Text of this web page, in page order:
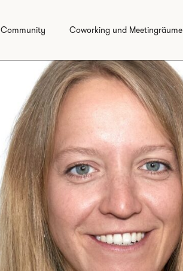
Community Coworking und Meetingräume